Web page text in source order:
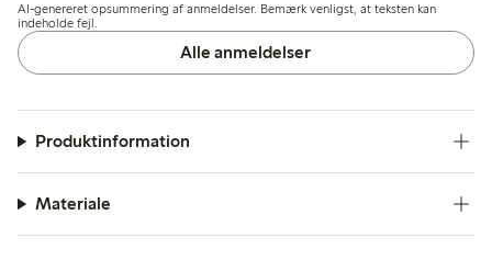
mindre dækning til fyldigere former.
AI-genereret opsummering af anmeldelser. Bemærk venligst, at teksten kan
indeholde fejl.
Alle anmeldelser
Produktinformation
Materiale